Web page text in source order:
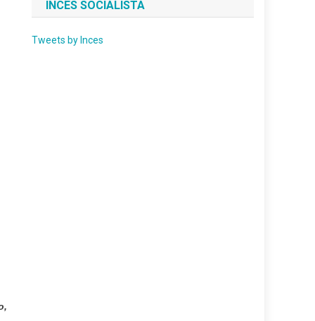
INCES SOCIALISTA
Tweets by Inces